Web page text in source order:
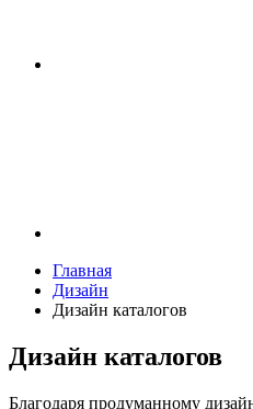
Главная
Дизайн
Дизайн каталогов
Дизайн каталогов
Благодаря продуманному